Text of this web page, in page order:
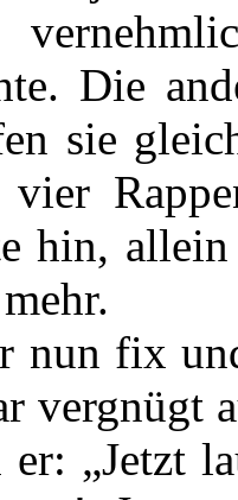
Die
sie
vier
hin,
nun fix
vergnügt
er: „Jetzt